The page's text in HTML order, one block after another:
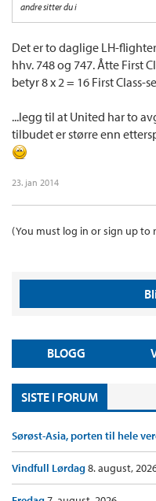
andre sitter du i
Det er to daglige LH-
hhv. 748 og 747. Åtte First
betyr 8 x 2 = 16 First Class-
...legg til at United har to
tilbudet er større enn
23. jan 2014
(You must log in or sign up to
BLOGG
SISTE I FORUM
Sørøst-Asia, porten til hele
Vindfull Lørdag8. august,